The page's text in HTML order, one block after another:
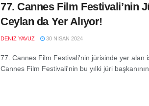
77. Cannes Film Festivali’nin
Ceylan da Yer Alıyor!
DENIZ YAVUZ 30 NISAN 2024
77. Cannes Film Festivali'nin jürisinde yer alan
Cannes Film Festivali'nin bu yılki jüri